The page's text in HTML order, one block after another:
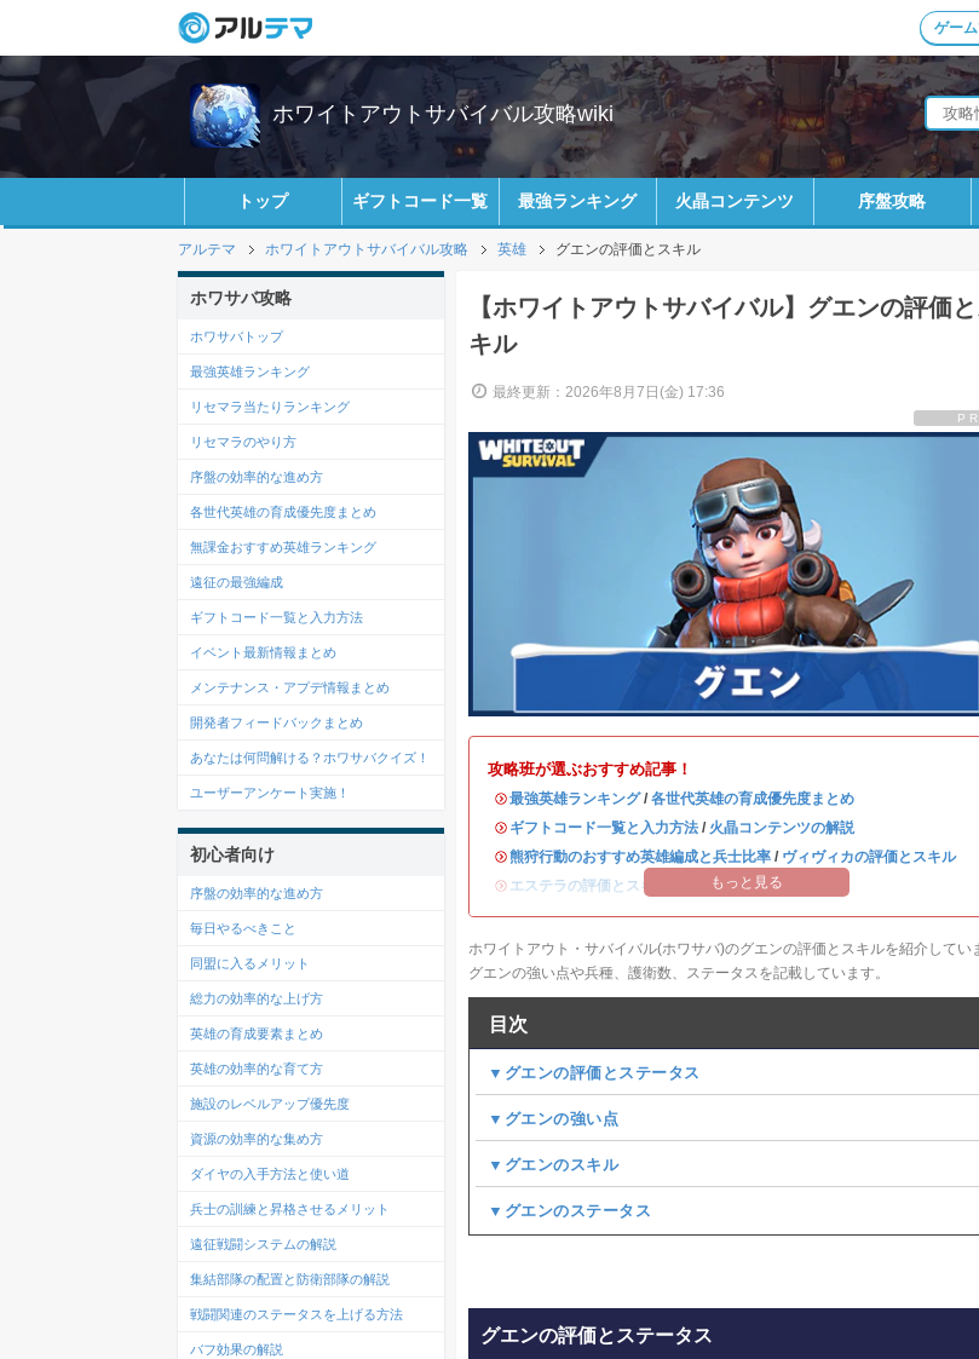
ゲー
ホワイトアウトサバイバル攻略wiki
トップ ギフトコード一覧 最強ランキング 火晶コンテンツ 序盤攻略
アルテマ ホワイトアウトサバイバル攻略 英雄 グエンの評価とスキル
【ホワイトアウトサバイバル】グエンの評価
キル
最終更新：2026年8月7日(金) 17:36
PR
攻略班が選ぶおすすめ記事！
・最強英雄ランキング/ 各世代英雄の育成優先度まとめ
・ ギフトコード一覧と入力方法 / 火晶コンテンツの解説
・熊狩行動のおすすめ英雄編成と兵士比率 / ヴィヴィカの評価とスキル
・ エステラの評価とスキル ハンクの評価とスキル
もっと見る
ホワイトアウト・サバイバル(ホワサバ)のグエンの評価とスキルを紹介してい
グエンの強い点や兵種、護衛数、ステータスを記載しています。
目次
▼グエンの評価とステータス
▼グエンの強い点
▼グエンのスキル
▼グエンのステータス
グエンの評価とステータス
ホワサバ攻略
ホワサバトップ
最強英雄ランキング
リセマラ当たりランキング
リセマラのやり方
序盤の効率的な進め方
各世代英雄の育成優先度まとめ
無課金おすすめ英雄ランキング
遠征の最強編成
ギフトコード一覧と入力方法
イベント最新情報まとめ
メンテナンス・アプデ情報まとめ
開発者フィードバックまとめ
あなたは何問解ける？ホワサバクイズ！
ユーザーアンケート実施！
初心者向け
序盤の効率的な進め方
毎日やるべきこと
同盟に入るメリット
総力の効率的な上げ方
英雄の育成要素まとめ
英雄の効率的な育て方
施設のレベルアップ優先度
資源の効率的な集め方
ダイヤの入手方法と使い道
兵士の訓練と昇格させるメリット
遠征戦闘システムの解説
集結部隊の配置と防衛部隊の解説
戦闘関連のステータスを上げる方法
バフ効果の解説